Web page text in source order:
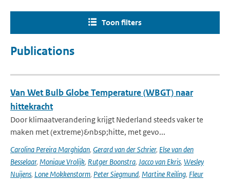
Toon filters
Publications
Van Wet Bulb Globe Temperature (WBGT) naar
hittekracht
Door klimaatverandering krijgt Nederland steeds vaker te
maken met (extreme)&nbsp;hitte, met gevo...
Carolina Pereira Marghidan, Gerard van der Schrier, Else van den
Besselaar, Monique Vrolijk, Rutger Boonstra, Jacco van Ekris, Wesley
Nuijens, Lone Mokkenstorm, Peter Siegmund, Martine Reiling, Fleur